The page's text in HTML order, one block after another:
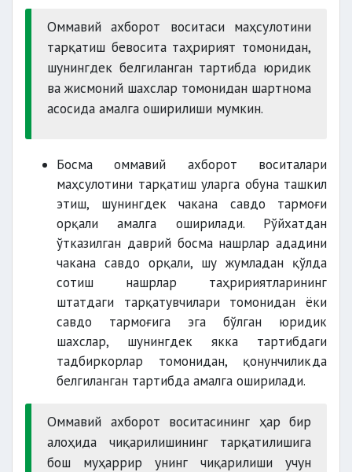
Оммавий ахборот воситаси маҳсулотини
тарқатиш бевосита таҳририят томонидан,
шунингдек белгиланган тартибда юридик
ва жисмоний шахслар томонидан шартнома
асосида амалга оширилиши мумкин.
Босма оммавий ахборот воситалари
маҳсулотини тарқатиш уларга обуна ташкил
этиш, шунингдек чакана савдо тармоғи
орқали амалга оширилади. Рўйхатдан
ўтказилган даврий босма нашрлар ададини
чакана савдо орқали, шу жумладан қўлда
сотиш нашрлар таҳририятларининг
штатдаги тарқатувчилари томонидан ёки
савдо тармоғига эга бўлган юридик
шахслар, шунингдек якка тартибдаги
тадбиркорлар томонидан, қонунчиликда
белгиланган тартибда амалга оширилади.
Оммавий ахборот воситасининг ҳар бир
алоҳида чиқарилишининг тарқатилишига
бош муҳаррир унинг чиқарилиши учун